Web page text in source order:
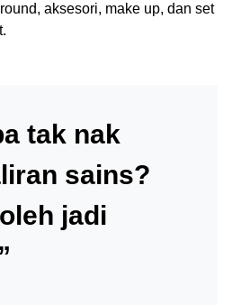
aksesori, make up, dan set
tak nak
sains?
jadi